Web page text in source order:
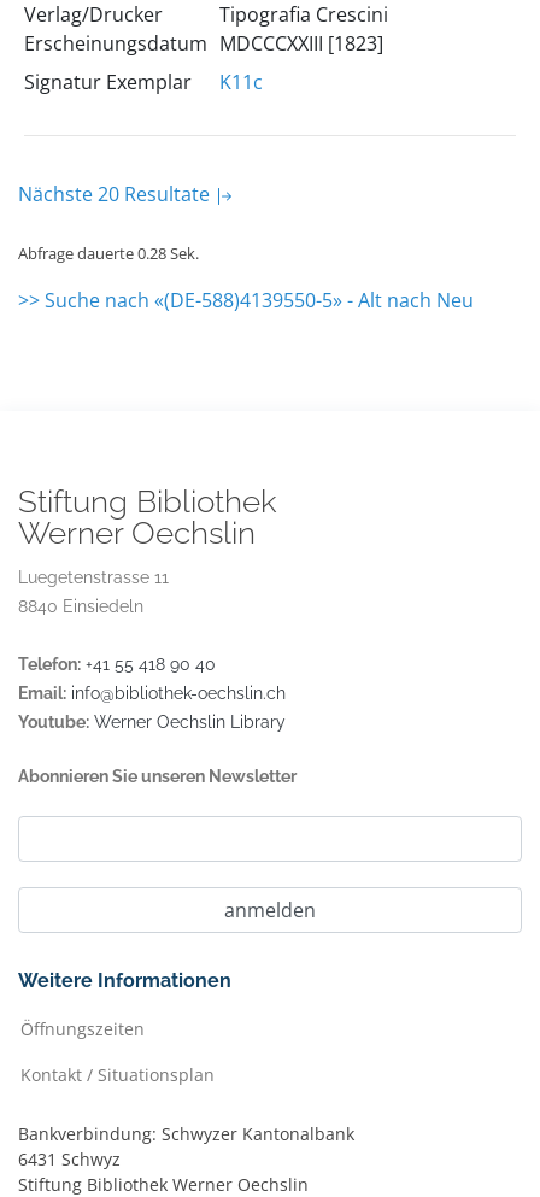
Verlag/Drucker
Erscheinungsdatum
Tipografia Crescini
MDCCCXXIII [1823]
Signatur Exemplar
K11c
Nächste 20 Resultate
Abfrage dauerte 0.28 Sek.
>> Suche nach «(DE-588)4139550-5» - Alt nach Neu
Stiftung Bibliothek
Werner Oechslin
Luegetenstrasse 11
8840 Einsiedeln
Telefon: +41 55 418 90 40
Email: info@bibliothek-oechslin.ch
Youtube: Werner Oechslin Library
Abonnieren Sie unseren Newsletter
Weitere Informationen
Öffnungszeiten
Kontakt / Situationsplan
Bankverbindung: Schwyzer Kantonalbank
6431 Schwyz
Stiftung Bibliothek Werner Oechslin